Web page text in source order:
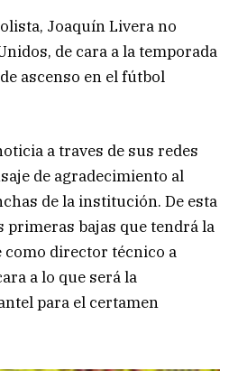
Joaquín Livera no
de cara a la temporada
ascenso en el fútbol
a traves de sus redes
de agradecimiento al
de la institución. De esta
primeras bajas que tendrá la
director técnico a
a lo que será la
para el certamen